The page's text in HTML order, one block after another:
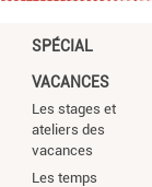
SPÉCIAL
VACANCES
Les stages et
ateliers des
vacances
Les temps